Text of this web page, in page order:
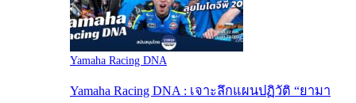
Yamaha Racing DNA
Yamaha Racing DNA : เจาะลึกแผนปฏิวัติ “ยามา